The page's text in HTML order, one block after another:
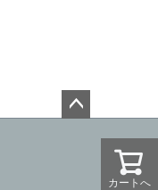
カートへ